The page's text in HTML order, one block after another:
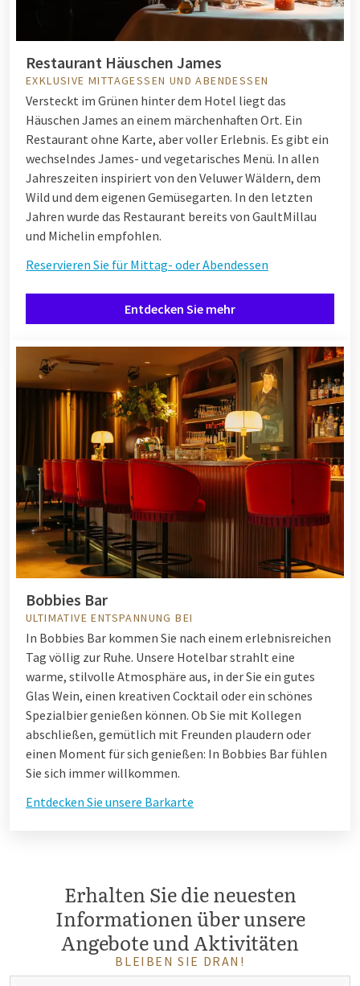
Restaurant Häuschen James
EXKLUSIVE MITTAGESSEN UND ABENDESSEN
Versteckt im Grünen hinter dem Hotel liegt das
Häuschen James an einem märchenhaften Ort. Ein
Restaurant ohne Karte, aber voller Erlebnis. Es gibt ein
wechselndes James- und vegetarisches Menü. In allen
Jahreszeiten inspiriert von den Veluwer Wäldern, dem
Wild und dem eigenen Gemüsegarten. In den letzten
Jahren wurde das Restaurant bereits von GaultMillau
und Michelin empfohlen.
Reservieren Sie für Mittag- oder Abendessen
Entdecken Sie mehr
Bobbies Bar
ULTIMATIVE ENTSPANNUNG BEI
In Bobbies Bar kommen Sie nach einem erlebnisreichen
Tag völlig zur Ruhe. Unsere Hotelbar strahlt eine
warme, stilvolle Atmosphäre aus, in der Sie ein gutes
Glas Wein, einen kreativen Cocktail oder ein schönes
Spezialbier genießen können. Ob Sie mit Kollegen
abschließen, gemütlich mit Freunden plaudern oder
einen Moment für sich genießen: In Bobbies Bar fühlen
Sie sich immer willkommen.
Entdecken Sie unsere Barkarte
Erhalten Sie die neuesten
Informationen über unsere
Angebote und Aktivitäten
BLEIBEN SIE DRAN!